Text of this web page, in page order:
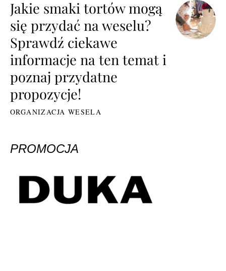
Jakie smaki tortów mogą
się przydać na weselu?
Sprawdź ciekawe
informacje na ten temat i
poznaj przydatne
propozycje!
ORGANIZACJA WESELA
PROMOCJA